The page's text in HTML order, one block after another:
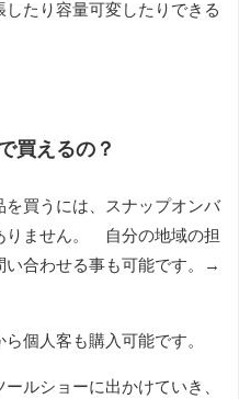
たり容量可変したりできる
買えるの？
を買うには、スナップオンバ
りません。 自分の地域の担
い合わせる事も可能です。→
個人客も購入可能です。
ルショーに出かけていき、